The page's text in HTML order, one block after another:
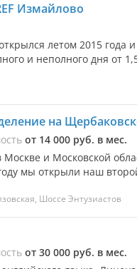
Измайлово
летом 2015 года
и неполного дня от
на
от 14 000 руб. в мес.
Москве и Московской
мы открыли наш
Шоссе Энтузиастов
от 30 000 руб. в мес.